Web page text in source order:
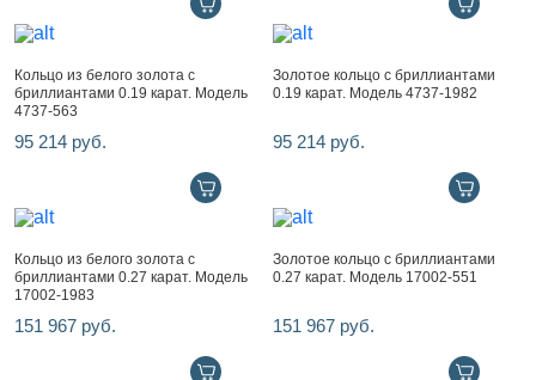
Кольцо из белого золота с
бриллиантами 0.19 карат. Модель
4737-563
95 214 руб.
Золотое кольцо с бриллиантами
0.19 карат. Модель 4737-1982
95 214 руб.
Кольцо из белого золота с
бриллиантами 0.27 карат. Модель
17002-1983
151 967 руб.
Золотое кольцо с бриллиантами
0.27 карат. Модель 17002-551
151 967 руб.